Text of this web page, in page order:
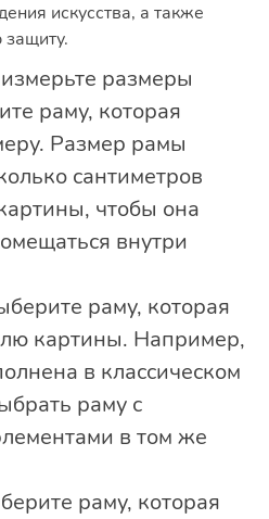
искусства, а также
размеры
раму, которая
Размер рамы
сантиметров
чтобы она
внутри
раму, которая
картины. Например,
в классическом
раму с
в том же
раму, которая